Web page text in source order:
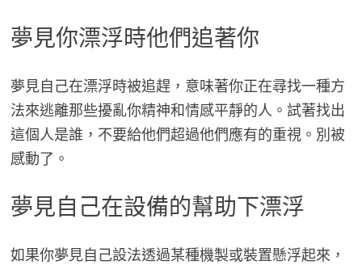
夢見你漂浮時他們追著你
夢見自己在漂浮時被追趕，意味著你正在尋找一種方
法來逃離那些擾亂你精神和情感平靜的人。試著找出
這個人是誰，不要給他們超過他們應有的重視。別被
感動了。
夢見自己在設備的幫助下漂浮
如果你夢見自己設法透過某種機製或裝置懸浮起來，